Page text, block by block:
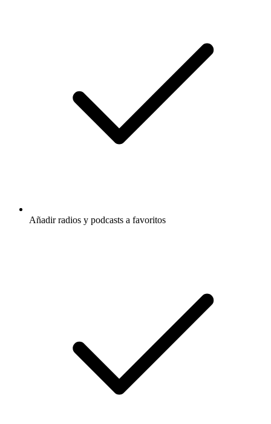
Añadir radios y podcasts a favoritos